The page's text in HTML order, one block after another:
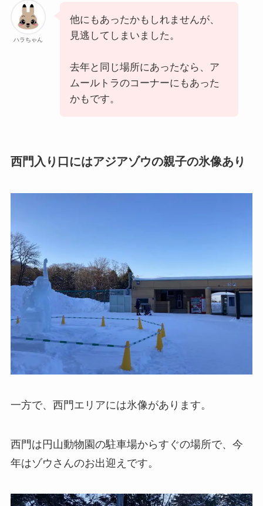
ハラちゃん
他にもあったかもしれませんが、
見逃してしまいました。
去年と同じ場所にあったなら、ア
ムールトラのコーナーにもあった
かもです。
西門入り口にはアジアゾウの親子の氷像あり
一方で、西門エリアには氷像があります。
西門は円山動物園の駐車場からすぐの場所で、今
年はゾウさんのお出迎えです。